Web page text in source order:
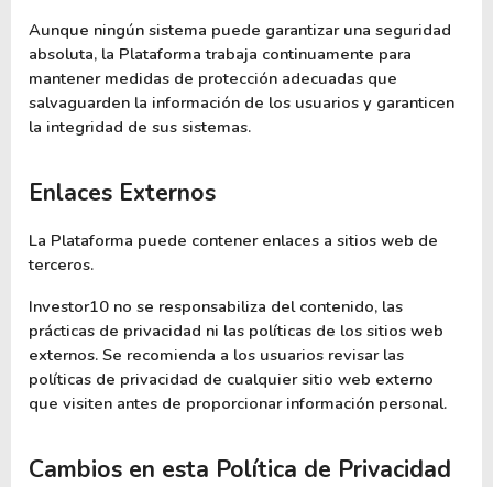
Aunque ningún sistema puede garantizar una seguridad
absoluta, la Plataforma trabaja continuamente para
mantener medidas de protección adecuadas que
salvaguarden la información de los usuarios y garanticen
la integridad de sus sistemas.
Enlaces Externos
La Plataforma puede contener enlaces a sitios web de
terceros.
Investor10 no se responsabiliza del contenido, las
prácticas de privacidad ni las políticas de los sitios web
externos. Se recomienda a los usuarios revisar las
políticas de privacidad de cualquier sitio web externo
que visiten antes de proporcionar información personal.
Cambios en esta Política de Privacidad